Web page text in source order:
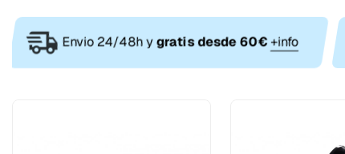
Envio 24/48h ygratis desde 60€ +info